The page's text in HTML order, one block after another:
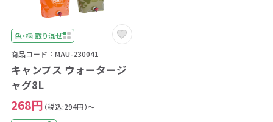
色・柄 取り混ぜ
商品コード：MAU-230041
キャンプス ウォータージ
ャグ8L
268円 （税込:294円）～